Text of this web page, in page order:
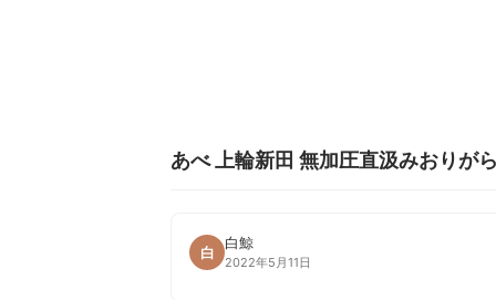
あべ 上輪新田 無加圧直汲みおりが
白
白鯨
2022年5月11日